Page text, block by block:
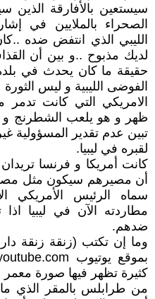
سيستعين بالأفارقة
الصحراء بالملايين في
الليبي الذي انتفض ضده
لديك مذبوح ..و بين أن
حقيقة ما كان يحدث في
الفوضى الليبية و ليس
الامريكي التي كانت تدمر
ظهر و هو يلعب الشطرنج
تبين عدم تقدير المسؤولية
لقبره في ليبيا.
كانت أمريكا و فرنسا
أن مصيرهم سيكون مثل
سماه الرئيس الأمريكي
مطاردته الآن في ليبيا
ضدهم.
وما إن تكتب (زنقة زنقة
كثيرة تظهر فيها صورة معمر
من طرابلس بالمقر الذي